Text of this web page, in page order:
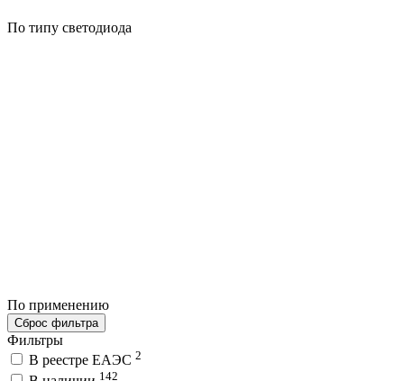
По типу светодиода
По применению
Сброс фильтра
Фильтры
В реестре ЕАЭС 2
142